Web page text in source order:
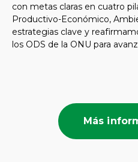
con metas claras en cuatro
Productivo-Económico,
estrategias clave y
los ODS de la ONU para
Más